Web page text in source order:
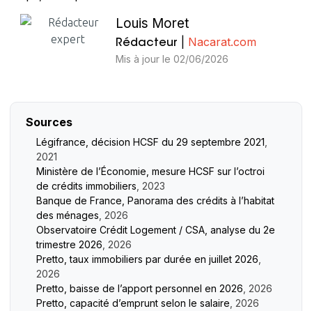
Louis Moret
Rédacteur Nacarat.com
Mis à jour le 02/06/2026
Sources
Légifrance, décision HCSF du 29 septembre 2021
2021
Ministère de l’Économie, mesure HCSF sur l’octroi
de crédits immobiliers , 2023
Banque de France, Panorama des crédits à l’habitat
des ménages , 2026
Observatoire Crédit Logement / CSA, analyse du 2e
trimestre 2026 , 2026
Pretto, taux immobiliers par durée en juillet 2026
2026
Pretto, baisse de l’apport personnel en 2026 , 2026
Pretto, capacité d’emprunt selon le salaire , 2026